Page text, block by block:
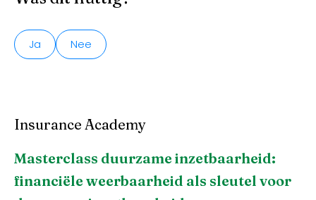
Ja Nee
Insurance Academy
Masterclass duurzame inzetbaarheid:
financiële weerbaarheid als sleutel voor